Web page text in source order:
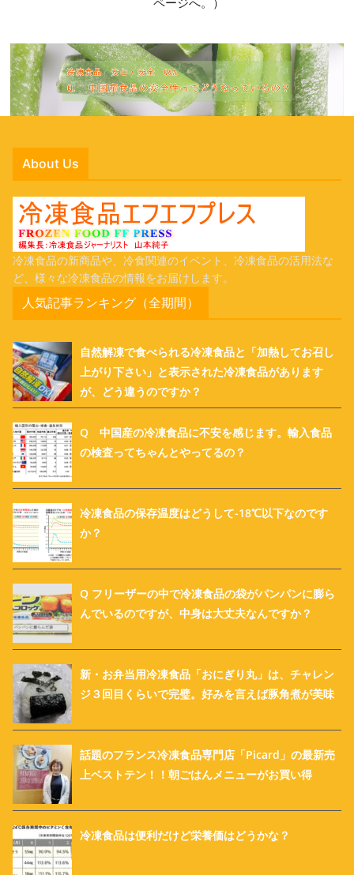
About Us
冷凍食品の新商品や、冷食関連のイベント、冷凍食品の活用法な
ど、様々な冷凍食品の情報をお届けします。
人気記事ランキング（全期間）
自然解凍で食べられる冷凍食品と「加熱してお召し
上がり下さい」と表示された冷凍食品があります
が、どう違うのですか？
Q 中国産の冷凍食品に不安を感じます。輸入食品
の検査ってちゃんとやってるの？
冷凍食品の保存温度はどうして-18℃以下なのです
か？
Q フリーザーの中で冷凍食品の袋がパンパンに膨ら
んでいるのですが、中身は大丈夫なんですか？
新・お弁当用冷凍食品「おにぎり丸」は、チャレン
ジ３回目くらいで完璧。好みを言えば豚角煮が美味
話題のフランス冷凍食品専門店「Picard」の最新売
上ベストテン！！朝ごはんメニューがお買い得
冷凍食品は便利だけど栄養価はどうかな？